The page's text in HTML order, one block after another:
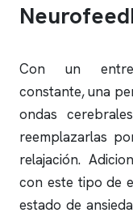
Con un
constante, una
ondas
reemplazarlas
relajación.
con este tipo de
estado de